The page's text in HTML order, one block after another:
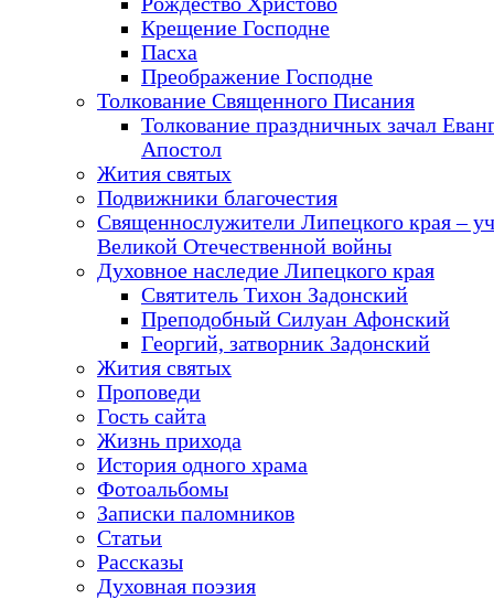
Крещение Господне
Пасха
Преображение Господне
Толкование Священного Писания
Толкование праздничных зачал
Апостол
Жития святых
Подвижники благочестия
Священнослужители Липецкого края –
Великой Отечественной войны
Духовное наследие Липецкого края
Святитель Тихон Задонский
Преподобный Силуан Афонский
Георгий, затворник Задонский
Жития святых
Проповеди
Гость сайта
Жизнь прихода
История одного храма
Фотоальбомы
Записки паломников
Статьи
Рассказы
Духовная поэзия